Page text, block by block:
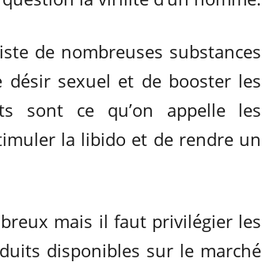
de nombreuses substances
désir sexuel et de booster les
sont ce qu’on appelle les
la libido et de rendre un
mais il faut privilégier les
disponibles sur le marché